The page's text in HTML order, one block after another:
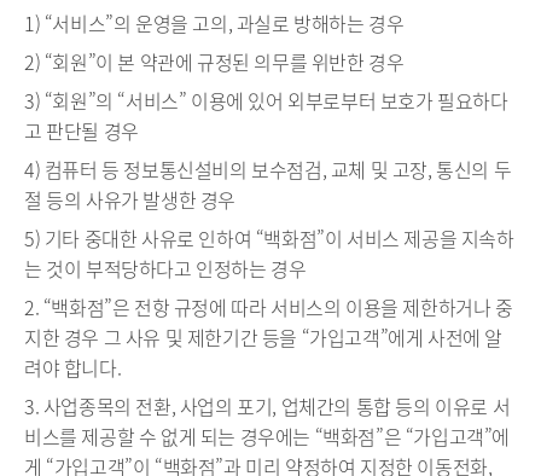
1) “서비스”의 운영을 고의, 과실로 방해하는 경우
2) “회원”이 본 약관에 규정된 의무를 위반한 경우
3) “회원”의 “서비스” 이용에 있어 외부로부터 보호가 필요하다
고 판단될 경우
4) 컴퓨터 등 정보통신설비의 보수점검, 교체 및 고장, 통신의 두
절 등의 사유가 발생한 경우
5) 기타 중대한 사유로 인하여 “백화점”이 서비스 제공을 지속하
는 것이 부적당하다고 인정하는 경우
2. “백화점”은 전항 규정에 따라 서비스의 이용을 제한하거나 중
지한 경우 그 사유 및 제한기간 등을 “가입고객”에게 사전에 알
려야 합니다.
3. 사업종목의 전환, 사업의 포기, 업체간의 통합 등의 이유로 서
비스를 제공할 수 없게 되는 경우에는 “백화점”은 “가입고객”에
게 “가입고객”이 “백화점”과 미리 약정하여 지정한 이동전화,